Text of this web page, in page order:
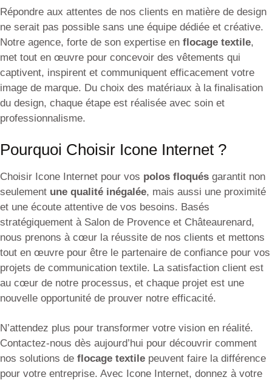
Répondre aux attentes de nos clients en matière de design
ne serait pas possible sans une équipe dédiée et créative.
Notre agence, forte de son expertise en flocage textile,
met tout en œuvre pour concevoir des vêtements qui
captivent, inspirent et communiquent efficacement votre
image de marque. Du choix des matériaux à la finalisation
du design, chaque étape est réalisée avec soin et
professionnalisme.
Pourquoi Choisir Icone Internet ?
Choisir Icone Internet pour vos polos floqués garantit non
seulement une qualité inégalée, mais aussi une proximité
et une écoute attentive de vos besoins. Basés
stratégiquement à Salon de Provence et Châteaurenard,
nous prenons à cœur la réussite de nos clients et mettons
tout en œuvre pour être le partenaire de confiance pour vos
projets de communication textile. La satisfaction client est
au cœur de notre processus, et chaque projet est une
nouvelle opportunité de prouver notre efficacité.
N’attendez plus pour transformer votre vision en réalité.
Contactez-nous dès aujourd’hui pour découvrir comment
nos solutions de flocage textile peuvent faire la différence
pour votre entreprise. Avec Icone Internet, donnez à votre